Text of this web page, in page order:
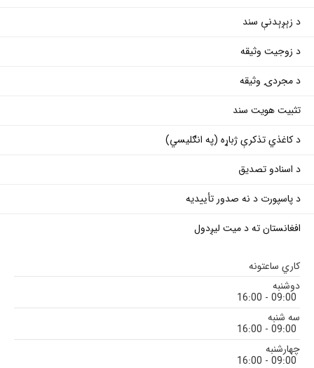
د زېږېدنې سند
د زوجیت وثیقه
د مجردۍ وثیقه
تثبیت هویت سند
د کاغذي تذکرې ژباړه (په انګلیسي)
د اسنادو تصدیق
د پاسپورت د نه صدور تأییدیه
افغانستان ته د میت لیږدول
کاري ساعتونه
دوشنبه
09:00 - 16:00
سه شنبه
09:00 - 16:00
چهارشنبه
09:00 - 16:00